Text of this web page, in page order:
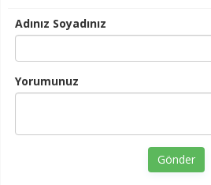
Adınız Soyadınız
Yorumunuz
Gönder